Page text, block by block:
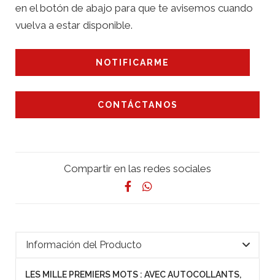
en el botón de abajo para que te avisemos cuando
vuelva a estar disponible.
NOTIFICARME
CONTÁCTANOS
Compartir en las redes sociales
Información del Producto
LES MILLE PREMIERS MOTS : AVEC AUTOCOLLANTS,